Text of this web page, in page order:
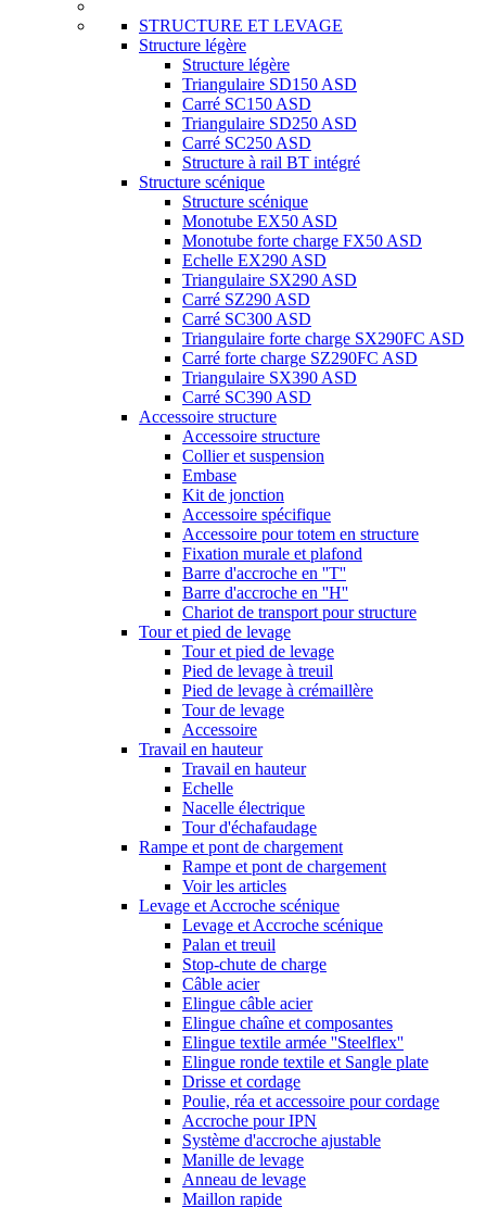
STRUCTURE ET LEVAGE
Structure légère
Structure légère
Triangulaire SD150 ASD
Carré SC150 ASD
Triangulaire SD250 ASD
Carré SC250 ASD
Structure à rail BT intégré
Structure scénique
Structure scénique
Monotube EX50 ASD
Monotube forte charge FX50 ASD
Echelle EX290 ASD
Triangulaire SX290 ASD
Carré SZ290 ASD
Carré SC300 ASD
Triangulaire forte charge SX290FC ASD
Carré forte charge SZ290FC ASD
Triangulaire SX390 ASD
Carré SC390 ASD
Accessoire structure
Accessoire structure
Collier et suspension
Embase
Kit de jonction
Accessoire spécifique
Accessoire pour totem en structure
Fixation murale et plafond
Barre d'accroche en ''T''
Barre d'accroche en ''H''
Chariot de transport pour structure
Tour et pied de levage
Tour et pied de levage
Pied de levage à treuil
Pied de levage à crémaillère
Tour de levage
Accessoire
Travail en hauteur
Travail en hauteur
Echelle
Nacelle électrique
Tour d'échafaudage
Rampe et pont de chargement
Rampe et pont de chargement
Voir les articles
Levage et Accroche scénique
Levage et Accroche scénique
Palan et treuil
Stop-chute de charge
Câble acier
Elingue câble acier
Elingue chaîne et composantes
Elingue textile armée ''Steelflex''
Elingue ronde textile et Sangle plate
Drisse et cordage
Poulie, réa et accessoire pour cordage
Accroche pour IPN
Système d'accroche ajustable
Manille de levage
Anneau de levage
Maillon rapide